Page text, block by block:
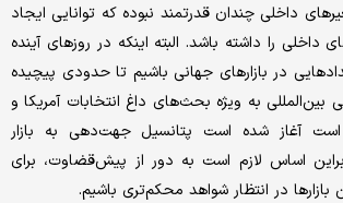
داخلی چندان قدرتمند نبوده که توانایی ایجاد
را داشته باشد. البته اینکه در روزهای آینده
در بازارهای جهانی باشیم تا حدودی پیچیده
بین‌المللی به ویژه بحث‌های داغ انتخابات آمریکا و
آغاز شده است پتانسیل جهت‌دهی به بازار
براین اساس لازم است به دور از پیش‌قضاوت، برای
در انتظار شواهد محکم‌تری باشیم.